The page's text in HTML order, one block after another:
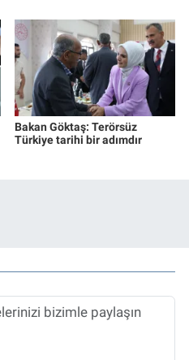
Bakan Göktaş: Terörsüz
Türkiye tarihi bir adımdır